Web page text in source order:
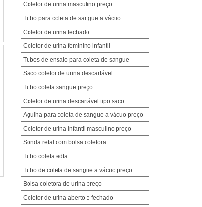
Coletor de urina masculino preço
Tubo para coleta de sangue a vácuo
Coletor de urina fechado
Coletor de urina feminino infantil
Tubos de ensaio para coleta de sangue
Saco coletor de urina descartável
Tubo coleta sangue preço
Coletor de urina descartável tipo saco
Agulha para coleta de sangue a vácuo preço
Coletor de urina infantil masculino preço
Sonda retal com bolsa coletora
Tubo coleta edta
Tubo de coleta de sangue a vácuo preço
Bolsa coletora de urina preço
Coletor de urina aberto e fechado